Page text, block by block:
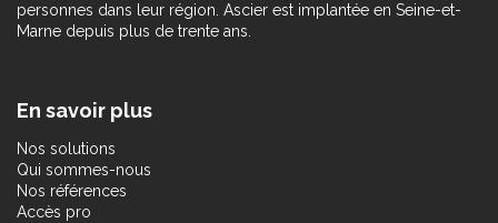
personnes dans leur région. Ascier est implantée en Seine-et-
Marne depuis plus de trente ans.
En savoir plus
Nos solutions
Qui sommes-nous
Nos références
Accès pro